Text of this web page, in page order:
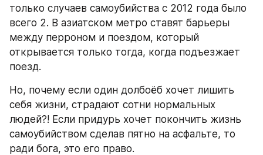
только случаев самоубийства с 2012 года было
всего 2. В азиатском метро ставят барьеры
между перроном и поездом, который
открывается только тогда, когда подъезжает
поезд.
Но, почему если один долбоёб хочет лишить
себя жизни, страдают сотни нормальных
людей?! Если придурь хочет покончить жизнь
самоубийством сделав пятно на асфальте, то
ради бога, это его право.